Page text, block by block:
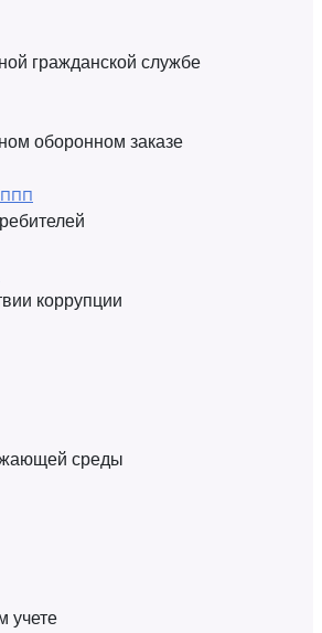
гражданской службе
оборонном заказе
коррупции
среды
учете